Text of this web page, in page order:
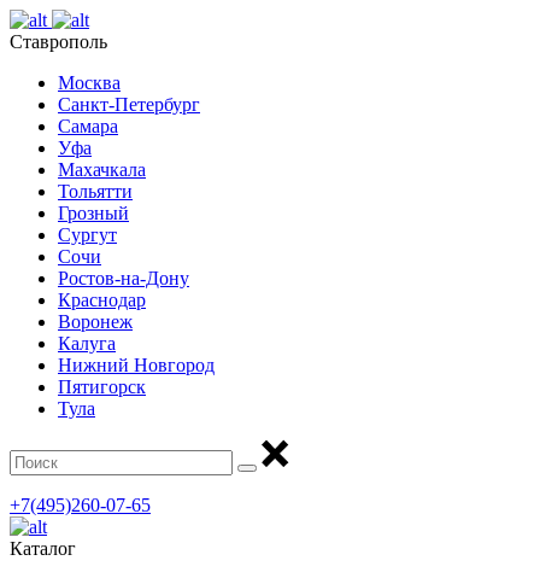
Ставрополь
Москва
Санкт-Петербург
Самара
Уфа
Махачкала
Тольятти
Грозный
Сургут
Сочи
Ростов-на-Дону
Краснодар
Воронеж
Калуга
Нижний Новгород
Пятигорск
Тула
+7(495)260-07-65
Каталог